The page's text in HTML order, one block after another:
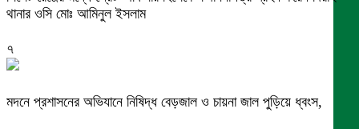
থানার ওসি মোঃ আমিনুল ইসলাম
৭
মদনে প্রশাসনের অভিযানে নিষিদ্ধ বেড়জাল ও চায়না জাল পুড়িয়ে ধ্বংস,